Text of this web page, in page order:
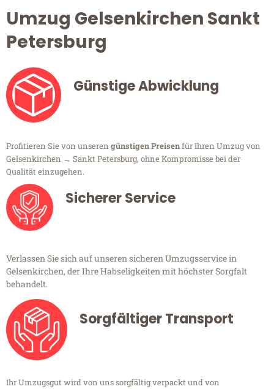
Umzug Gelsenkirchen Sankt
Petersburg
Günstige Abwicklung
Profitieren Sie von unseren günstigen Preisenfür Ihren Umzug von
Gelsenkirchen → Sankt Petersburg, ohne Kompromisse bei der
Qualität einzugehen.
Sicherer Service
Verlassen Sie sich auf unseren sicheren Umzugsservice in
Gelsenkirchen, der Ihre Habseligkeiten mit höchster Sorgfalt
behandelt.
Sorgfältiger Transport
Ihr Umzugsgut wird von uns sorgfältig verpackt und von